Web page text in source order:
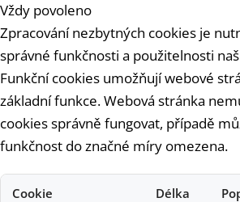
Vždy povoleno
Zpracování nezbytných cookies je
správné funkčnosti a použitelnosti
Funkční cookies umožňují webové
základní funkce. Webová stránka
cookies správně fungovat, případě
funkčnost do značné míry omezena.
Cookie Délka